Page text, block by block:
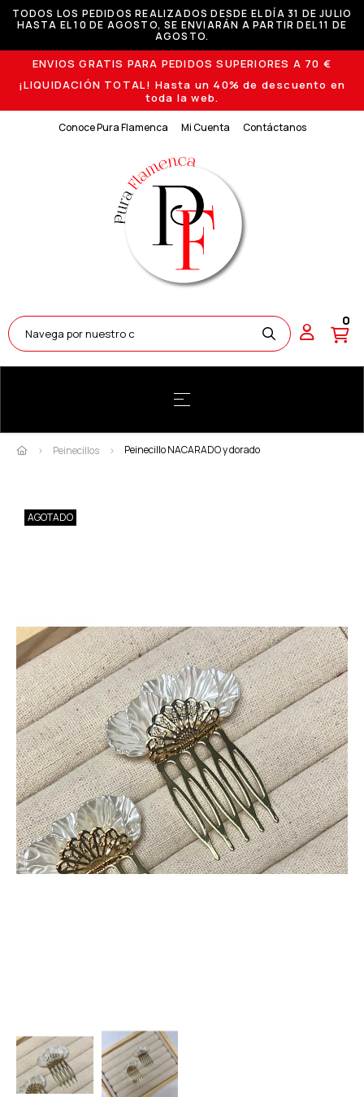
TODOS LOS PEDIDOS REALIZADOS DESDE EL DÍA 31 DE JULIO
HASTA EL 10 DE AGOSTO, SE ENVIARÁN A PARTIR DEL 11 DE
AGOSTO.
ENVIOS GRATIS PARA PEDIDOS SUPERIORES A 70 €
¡LIQUIDACIÓN TOTAL! Hasta un 40% de descuento en
toda la web.
Conoce Pura Flamenca Mi Cuenta Contáctanos
0
Navegación de palanca
☰
Peinecillos Peinecillo NACARADO y dorado
AGOTADO